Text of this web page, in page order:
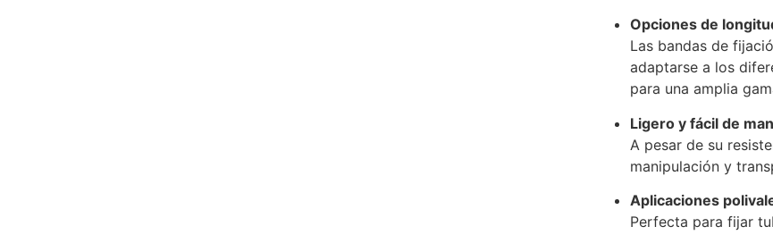
Opciones de
Las bandas de
adaptarse a los
para una amplia
Ligero y fácil de
A pesar de su
manipulación y
Aplicaciones
Perfecta para fijar